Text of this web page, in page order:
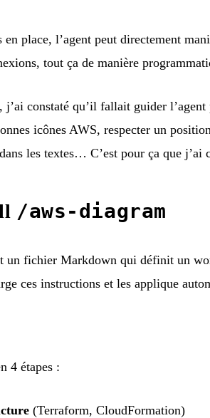
place, l’agent peut directement
tout ça de manière
constaté qu’il fallait guider
icônes AWS, respecter un
les textes… C’est pour ça que j’ai
/aws-diagram
un fichier Markdown qui définit un
ces instructions et les applique
4 étapes :
(Terraform, CloudFormation)